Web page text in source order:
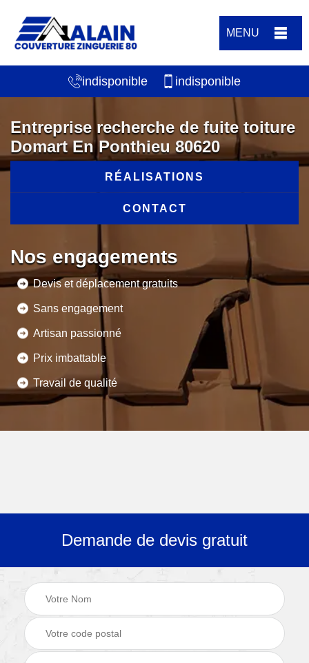
MENU
indisponible indisponible
Entreprise recherche de fuite toiture
Domart En Ponthieu 80620
RÉALISATIONS
CONTACT
Nos engagements
Devis et déplacement gratuits
Sans engagement
Artisan passionné
Prix imbattable
Travail de qualité
Demande de devis gratuit